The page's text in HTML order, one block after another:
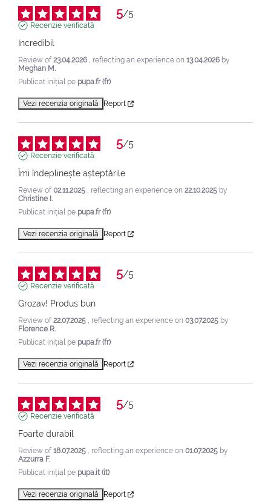
5/5
Recenzie verificată
Incredibil
Review of 23.04.2026 , reflecting an experience on 13.04.2026 by
Meghan M.
Publicat inițial pe pupa.fr (fr)
Vezi recenzia originală Report
5/5
Recenzie verificată
Îmi îndeplinește așteptările
Review of 02.11.2025 , reflecting an experience on 22.10.2025 by
Christine I.
Publicat inițial pe pupa.fr (fr)
Vezi recenzia originală Report
5/5
Recenzie verificată
Grozav! Produs bun
Review of 22.07.2025 , reflecting an experience on 03.07.2025 by
Florence R.
Publicat inițial pe pupa.fr (fr)
Vezi recenzia originală Report
5/5
Recenzie verificată
Foarte durabil
Review of 18.07.2025 , reflecting an experience on 01.07.2025 by
Azzurra F.
Publicat inițial pe pupa.it (it)
Vezi recenzia originală Report